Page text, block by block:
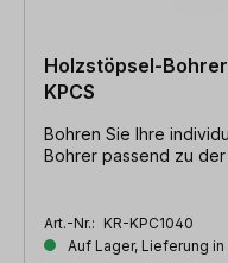
Holzstöpsel-
KPCS
Bohren Sie Ihre
Bohrer passend zu
Art.-Nr.: KR-KPC1040
Auf Lager, Lieferung